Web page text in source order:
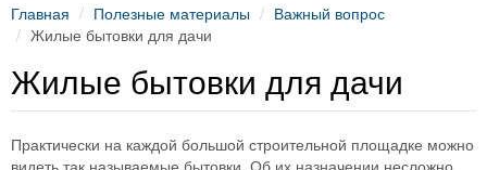
Главная Полезные материалы
Важный вопрос
Жилые бытовки для дачи
Жилые бытовки для дачи
Практически на каждой большой строительной площадке можно
видеть так называемые бытовки. Об их назначении несложно